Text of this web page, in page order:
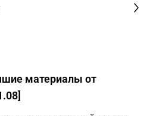
материалы от